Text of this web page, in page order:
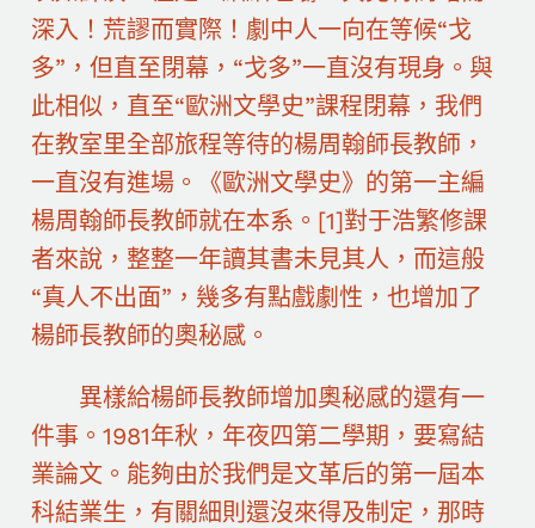
深入！荒謬而實際！劇中人一向在等候“戈
多”，但直至閉幕，“戈多”一直沒有現身。與
此相似，直至“歐洲文學史”課程閉幕，我們
在教室里全部旅程等待的楊周翰師長教師，
一直沒有進場。《歐洲文學史》的第一主編
楊周翰師長教師就在本系。[1]對于浩繁修課
者來說，整整一年讀其書未見其人，而這般
“真人不出面”，幾多有點戲劇性，也增加了
楊師長教師的奧秘感。
異樣給楊師長教師增加奧秘感的還有一
件事。1981年秋，年夜四第二學期，要寫結
業論文。能夠由於我們是文革后的第一屆本
科結業生，有關細則還沒來得及制定，那時